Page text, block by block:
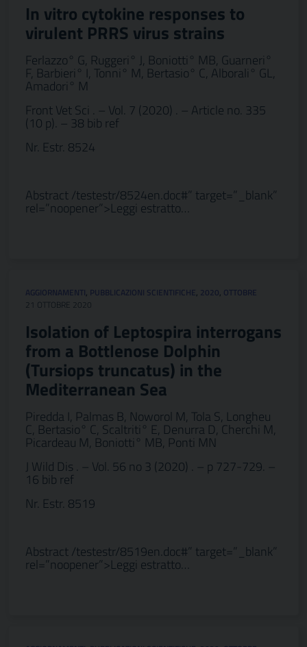
In vitro cytokine responses to
virulent PRRS virus strains
Ferlazzo° G, Ruggeri° J, Boniotti° MB, Guarneri°
F, Barbieri° I, Tonni° M, Bertasio° C, Alborali° GL,
Amadori° M
Front Vet Sci . – Vol. 7 (2020) . – Article no. 335
(10 p). – 38 bib ref
Nr. Estr. 8524
Abstract /testestr/8524en.doc#” target=”_blank”
rel=”noopener”>Leggi estratto…
AGGIORNAMENTI, PUBBLICAZIONI SCIENTIFICHE, 2020, OTTOBRE
21 OTTOBRE 2020
Isolation of Leptospira interrogans
from a Bottlenose Dolphin
(Tursiops truncatus) in the
Mediterranean Sea
Piredda I, Palmas B, Noworol M, Tola S, Longheu
C, Bertasio° C, Scaltriti° E, Denurra D, Cherchi M,
Picardeau M, Boniotti° MB, Ponti MN
J Wild Dis . – Vol. 56 no 3 (2020) . – p 727-729. –
16 bib ref
Nr. Estr. 8519
Abstract /testestr/8519en.doc#” target=”_blank”
rel=”noopener”>Leggi estratto…